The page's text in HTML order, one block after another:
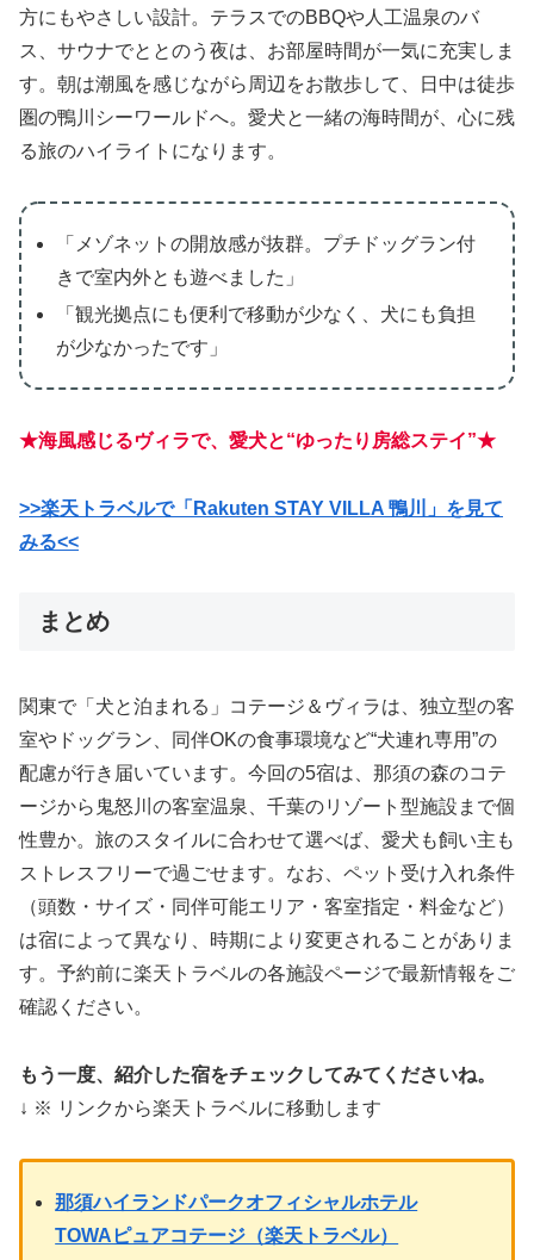
方にもやさしい設計。テラスでのBBQや人工温泉のバ
ス、サウナでととのう夜は、お部屋時間が一気に充実しま
す。朝は潮風を感じながら周辺をお散歩して、日中は徒歩
圏の鴨川シーワールドへ。愛犬と一緒の海時間が、心に残
る旅のハイライトになります。
「メゾネットの開放感が抜群。プチドッグラン付
きで室内外とも遊べました」
「観光拠点にも便利で移動が少なく、犬にも負担
が少なかったです」
★海風感じるヴィラで、愛犬と“ゆったり房総ステイ”★
>>楽天トラベルで「Rakuten STAY VILLA 鴨川」を見て
みる<<
まとめ
関東で「犬と泊まれる」コテージ＆ヴィラは、独立型の客
室やドッグラン、同伴OKの食事環境など“犬連れ専用”の
配慮が行き届いています。今回の5宿は、那須の森のコテ
ージから鬼怒川の客室温泉、千葉のリゾート型施設まで個
性豊か。旅のスタイルに合わせて選べば、愛犬も飼い主も
ストレスフリーで過ごせます。なお、ペット受け入れ条件
（頭数・サイズ・同伴可能エリア・客室指定・料金など）
は宿によって異なり、時期により変更されることがありま
す。予約前に楽天トラベルの各施設ページで最新情報をご
確認ください。
もう一度、紹介した宿をチェックしてみてくださいね。
↓ ※ リンクから楽天トラベルに移動します
那須ハイランドパークオフィシャルホテル
TOWAピュアコテージ（楽天トラベル）